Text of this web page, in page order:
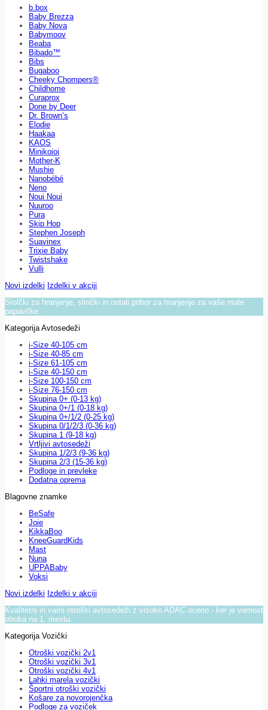
b.box
Baby Brezza
Baby Nova
Babymoov
Beaba
Bibado™
Bibs
Bugaboo
Cheeky Chompers®
Childhome
Curaprox
Done by Deer
Dr. Brown’s
Elodie
Haakaa
KAOS
Minikoioi
Mother-K
Mushie
Nanobébé
Neno
Noui Noui
Nuuroo
Pura
Skip Hop
Stephen Joseph
Suavinex
Trixie Baby
Twistshake
Vulli
Novi izdelki Izdelki v akciji
Stolčki za hranjenje, slinčki in ostali pribor za hranjenje za vaše male
papavčke.
Kategorija Avtosedeži
i-Size 40-105 cm
i-Size 40-85 cm
i-Size 61-105 cm
i-Size 40-150 cm
i-Size 100-150 cm
i-Size 76-150 cm
Skupina 0+ (0-13 kg)
Skupina 0+/1 (0-18 kg)
Skupina 0+/1/2 (0-25 kg)
Skupina 0/1/2/3 (0-36 kg)
Skupina 1 (9-18 kg)
Vrtljivi avtosedeži
Skupina 1/2/3 (9-36 kg)
Skupina 2/3 (15-36 kg)
Podloge in prevleke
Dodatna oprema
Blagovne znamke
BeSafe
Joie
KikkaBoo
KneeGuardKids
Mast
Nuna
UPPABaby
Voksi
Novi izdelki Izdelki v akciji
Kvalitetni in varni otroški avtosedeži z visoko ADAC oceno - ker je varnost
otroka na 1. mestu.
Kategorija Vozički
Otroški vozički 2v1
Otroški vozički 3v1
Otroški vozički 4v1
Lahki marela vozički
Športni otroški vozički
Košare za novorojenčka
Podloge za voziček